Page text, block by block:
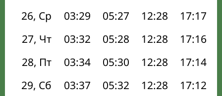
26, Ср
03:29 05:27 12:28 17:17
27, Чт
03:32 05:28 12:28 17:16
28, Пт
03:34 05:30 12:28 17:14
29, Сб
03:37 05:32 12:28 17:12